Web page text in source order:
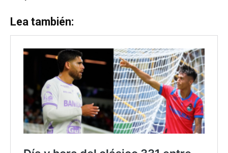
Lea también: